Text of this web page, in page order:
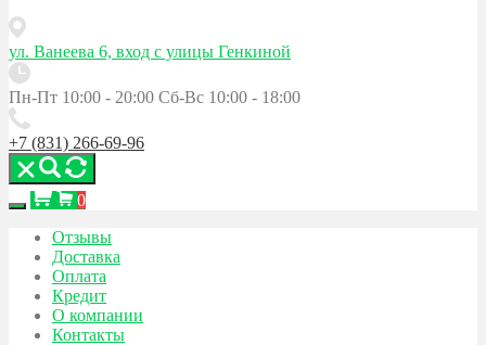
ул. Ванеева 6, вход с улицы Генкиной
Пн-Пт 10:00 - 20:00 Сб-Вс 10:00 - 18:00
+7 (831) 266-69-96
0
Отзывы
Доставка
Оплата
Кредит
О компании
Контакты